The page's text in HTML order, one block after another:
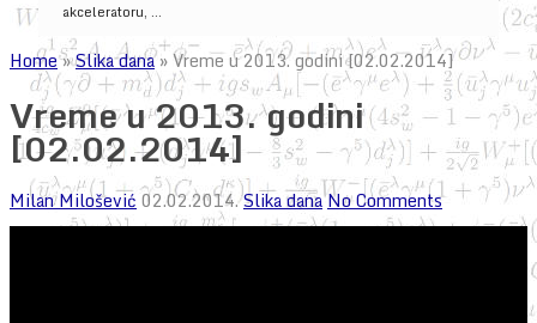
akceleratoru, ...
Home»Slika dana»Vreme u 2013. godini [02.02.2014]
Vreme u 2013. godini
[02.02.2014]
Milan Milošević 02.02.2014. Slika dana No Comments